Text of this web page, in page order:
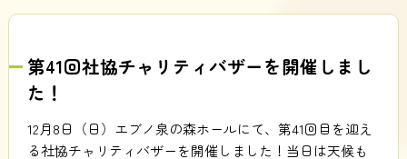
第41回社協チャリティバザーを開催しまし
た！
12月8日（日）エブノ泉の森ホールにて、第41回目を迎え
る社協チャリティバザーを開催しました！当日は天候も